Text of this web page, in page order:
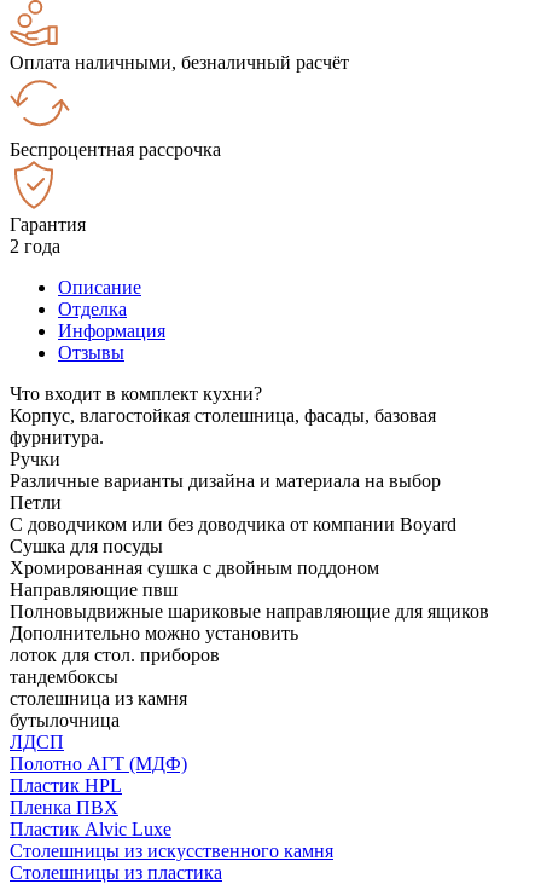
Оплата наличными, безналичный расчёт
Беспроцентная рассрочка
Гарантия
2 года
Описание
Отделка
Информация
Отзывы
Что входит в комплект кухни?
Корпус, влагостойкая столешница, фасады, базовая
фурнитура.
Ручки
Различные варианты дизайна и материала на выбор
Петли
С доводчиком или без доводчика от компании Boyard
Сушка для посуды
Хромированная сушка с двойным поддоном
Направляющие пвш
Полновыдвижные шариковые направляющие для ящиков
Дополнительно можно установить
лоток для стол. приборов
тандембоксы
столешница из камня
бутылочница
ЛДСП
Полотно АГТ (МДФ)
Пластик HPL
Пленка ПВХ
Пластик Alvic Luxe
Столешницы из искусственного камня
Столешницы из пластика